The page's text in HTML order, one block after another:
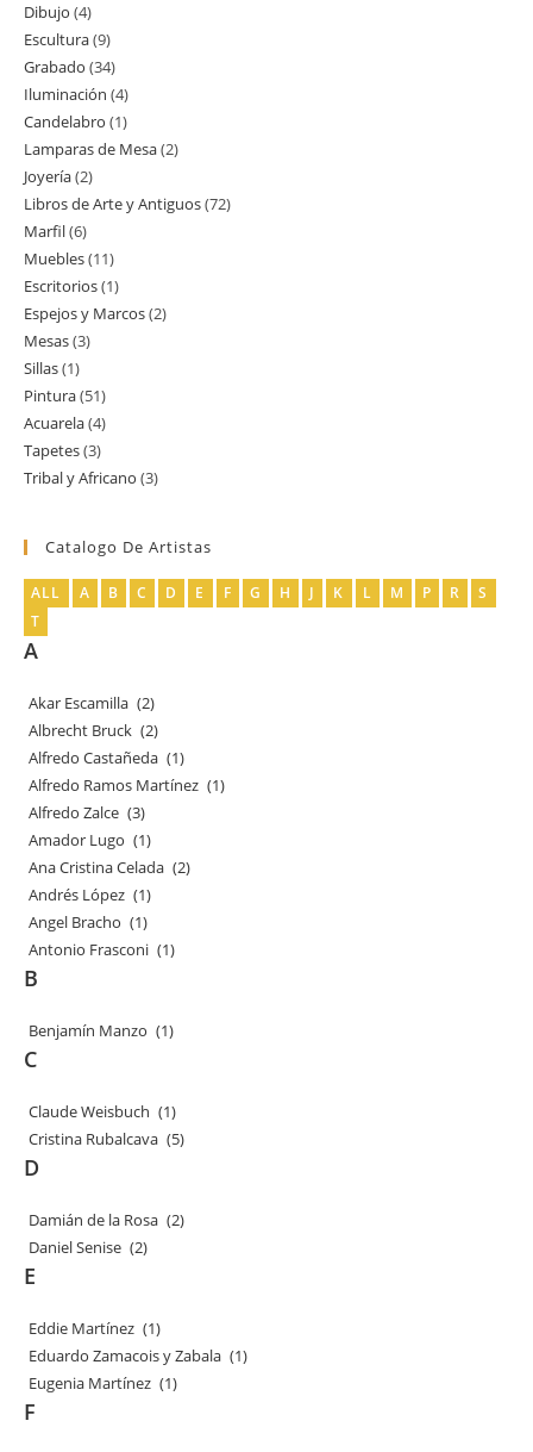
Dibujo 44
productos
Escultura 99
productos
Grabado 3434
productos
Iluminación 44
productos
Candelabro 11
producto
Lamparas de Mesa 22
Joyería 22
productos
Libros de Arte y Antiguos 7272
Marfil 66
productos
Muebles 1111
productos
Escritorios 11
producto
Espejos y Marcos 22
Mesas 33
Sillas 11
producto
Pintura 5151
productos
Acuarela 44
productos
Tapetes 33
productos
Tribal y Africano 33
Catalogo De Artistas
ALL A B C D E F G H J K L M P R
S
T
A
Akar Escamilla (2)
Albrecht Bruck (2)
Alfredo Castañeda (1)
Alfredo Ramos Martínez (1)
Alfredo Zalce (3)
Amador Lugo (1)
Ana Cristina Celada (2)
Andrés López (1)
Angel Bracho (1)
Antonio Frasconi (1)
B
Benjamín Manzo (1)
C
Claude Weisbuch (1)
Cristina Rubalcava (5)
D
Damián de la Rosa (2)
Daniel Senise (2)
E
Eddie Martínez (1)
Eduardo Zamacois y Zabala (1)
Eugenia Martínez (1)
F